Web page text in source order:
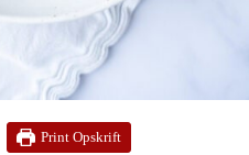
Print Opskrift